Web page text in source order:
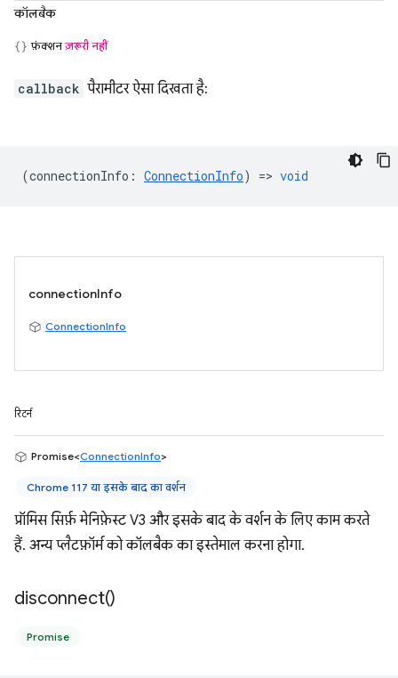
कॉलबैक
फ़ंक्शनज़रूरी नहीं
callback पैरामीटर ऐसा दिखता है:
(connectionInfo : ConnectionInfo) => void
connectionInfo
ConnectionInfo
रिटर्न
Promise<ConnectionInfo>
Chrome 117 या इसके बाद का वर्शन
प्रॉमिस सिर्फ़ मेनिफ़ेस्ट V3 और इसके बाद के वर्शन के लिए काम करते
हैं. अन्य प्लैटफ़ॉर्म को कॉलबैक का इस्तेमाल करना होगा.
disconnect()
Promise